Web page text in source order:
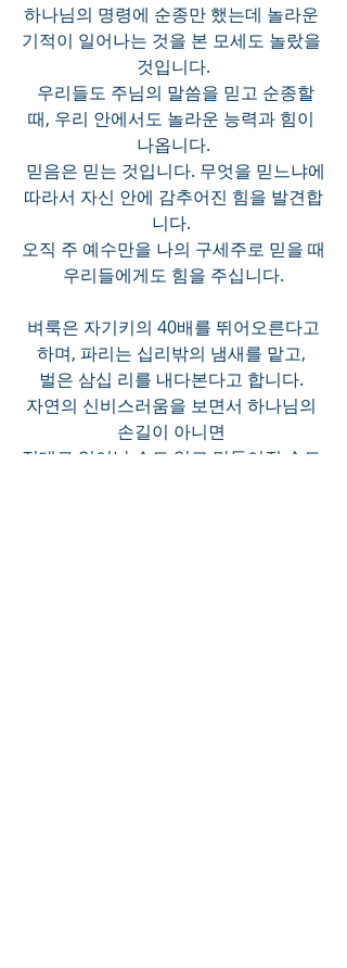
하나님의 명령에 순종만 했는데 놀라운
기적이 일어나는 것을 본 모세도 놀랐을
것입니다.
우리들도 주님의 말씀을 믿고 순종할
때, 우리 안에서도 놀라운 능력과 힘이
나옵니다.
따라서 자신 안에 감추어진 힘을 발견합
니다.
오직 주 예수만을 나의 구세주로 믿을 때
우리들에게도 힘을 주십니다.
벼룩은 자기키의 40배를 뛰어오른다고
하며, 파리는 십리밖의 냄새를 맡고,
벌은 삼십 리를 내다본다고 합니다.
자연의 신비스러움을 보면서 하나님의
손길이 아니면
절대로 일어날 수도 없고 만들어질 수도